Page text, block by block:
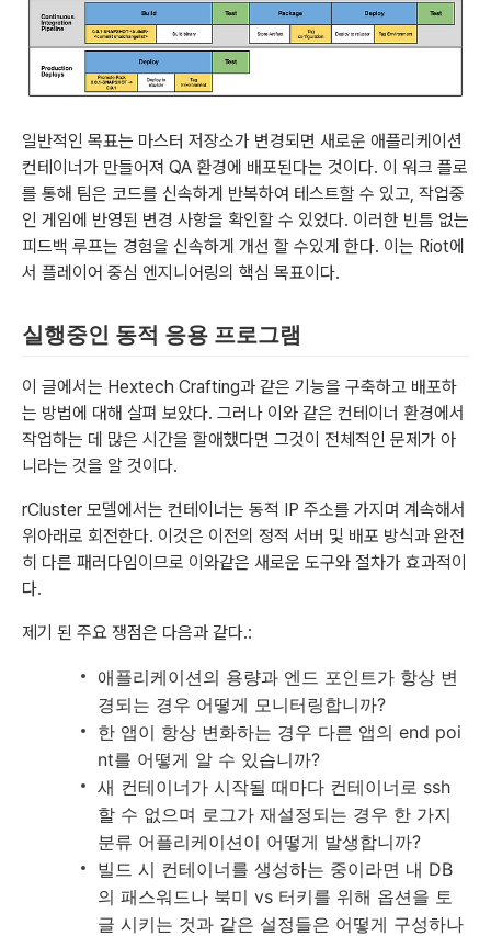
일반적인 목표는 마스터 저장소가 변경되면 새로운 애플리케이션
컨테이너가 만들어져 QA 환경에 배포된다는 것이다. 이 워크 플로
를 통해 팀은 코드를 신속하게 반복하여 테스트할 수 있고, 작업중
인 게임에 반영된 변경 사항을 확인할 수 있었다. 이러한 빈틈 없는
피드백 루프는 경험을 신속하게 개선 할 수있게 한다. 이는 Riot에
서 플레이어 중심 엔지니어링의 핵심 목표이다.
실행중인 동적 응용 프로그램
이 글에서는 Hextech Crafting과 같은 기능을 구축하고 배포하
는 방법에 대해 살펴 보았다. 그러나 이와 같은 컨테이너 환경에서
작업하는 데 많은 시간을 할애했다면 그것이 전체적인 문제가 아
니라는 것을 알 것이다.
rCluster 모델에서는 컨테이너는 동적 IP 주소를 가지며 계속해서
위아래로 회전한다. 이것은 이전의 정적 서버 및 배포 방식과 완전
히 다른 패러다임이므로 이와같은 새로운 도구와 절차가 효과적이
다.
제기 된 주요 쟁점은 다음과 같다.:
애플리케이션의 용량과 엔드 포인트가 항상 변
경되는 경우 어떻게 모니터링합니까?
한 앱이 항상 변화하는 경우 다른 앱의 end poi
nt를 어떻게 알 수 있습니까?
새 컨테이너가 시작될 때마다 컨테이너로 ssh
할 수 없으며 로그가 재설정되는 경우 한 가지
분류 어플리케이션이 어떻게 발생합니까?
빌드 시 컨테이너를 생성하는 중이라면 내 DB
의 패스워드나 북미 vs 터키를 위해 옵션을 토
글 시키는 것과 같은 설정들은 어떻게 구성하나